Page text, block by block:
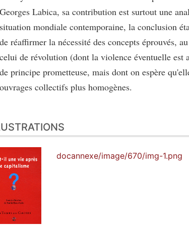
Georges Labica, sa contribution est surtout une
situation mondiale contemporaine, la conclusion
de réaffirmer la nécessité des concepts éprouvés,
celui de révolution (dont la violence éventuelle est
de principe prometteuse, mais dont on espère
ouvrages collectifs plus homogènes.
docannexe/image/670/img-1.png